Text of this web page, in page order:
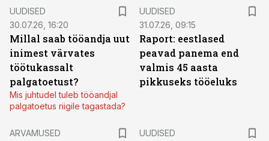
UUDISED
30.07.26, 16:20
Millal saab tööandja uut
inimest värvates
töötukassalt
palgatoetust?
Mis juhtudel tuleb tööandjal
palgatoetus riigile tagastada?
UUDISED
31.07.26, 09:15
Raport: eestlased
peavad panema end
valmis 45 aasta
pikkuseks tööeluks
ARVAMUSED UUDISED